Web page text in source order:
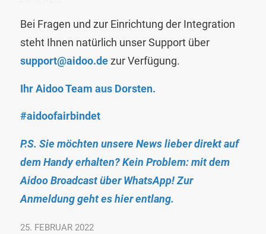
Bei Fragen und zur Einrichtung der Integration
steht Ihnen natürlich unser Support über
support@aidoo.dezur Verfügung.
Ihr Aidoo Team aus Dorsten.
#aidoofairbindet
P.S. Sie möchten unsere News lieber direkt auf
dem Handy erhalten? Kein Problem: mit dem
Aidoo Broadcast über WhatsApp! Zur
Anmeldung geht eshierentlang.
25. FEBRUAR 2022